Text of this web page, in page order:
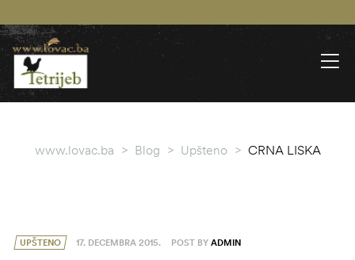
www.lovac.ba > Blog > Upšteno > CRNA LISKA
UPŠTENO 17. DECEMBRA 2015. POST BY ADMIN